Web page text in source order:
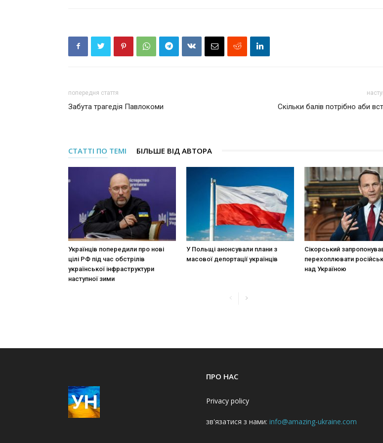
попередня стаття
Забута трагедія Павлокоми
Скільки балів потрібно аби
СТАТТІ ПО ТЕМІ БІЛЬШЕ ВІД АВТОРА
Українців попередили про нові
цілі РФ під час обстрілів
української інфраструктури
наступної зими
У Польщі анонсували плани з
масової депортації українців
Сікорський
перехоплювати
над Україною
ПРО НАС
Privacy policy
зв'язатися з нами: info@amazing-ukraine.com